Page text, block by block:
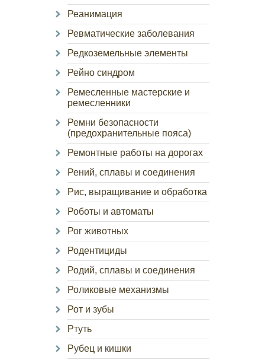
Реанимация
Ревматические заболевания
Редкоземельные элементы
Рейно синдром
Ремесленные мастерские и
ремесленники
Ремни безопасности
(предохранительные пояса)
Ремонтные работы на дорогах
Рений, сплавы и соединения
Рис, выращивание и обработка
Роботы и автоматы
Рог животных
Родентициды
Родий, сплавы и соединения
Роликовые механизмы
Рот и зубы
Ртуть
Рубец и кишки